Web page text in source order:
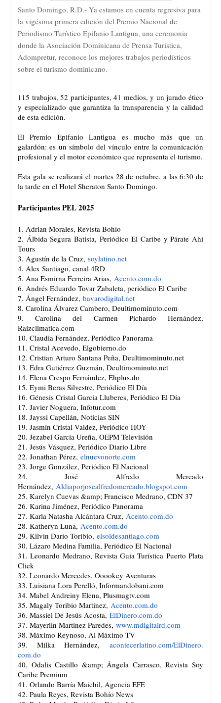
Santo Domingo, R.D.- Ya estamos en cuenta regresiva para
la vigésima primera edición del Premio Nacional de
Periodismo Turístico Epifanio Lantigua, una ceremonia
donde la Asociación Dominicana de Prensa Turística,
Adompretur, reconoce los mejores trabajos periodísticos
sobre el turismo dominicano.
115 trabajos, 52 participantes, 41 medios, y un jurado ético
y especializado que garantiza la transparencia y la calidad
de esta edición.
El Premio Epifanio Lantigua es mucho más que un
galardón: es un símbolo del vínculo entre la comunicación
profesional y el motor económico que representa el turismo.
Esta gala se realizará el martes 28 de octubre, a las 6:30 de
la tarde en el Hotel Sheraton Santo Domingo.
Participantes PEL 2025
1. Adrian Morales, Revista Bohío
2. Álbida Segura Batista, Periódico El Caribe y Párate Ahí
Tours
3. Agustín de la Cruz, soylatino.net
4. Alex Santiago, canal 4RD
5. Ana Esmirna Ferreira Arias, Acento.com.do
6. Andrés Eduardo Tovar Zabaleta, periódico El Caribe
7. Ángel Fernández, bavarodigital.net
8. Carolina Álvarez Cambero, Deultimominuto.com
9. Carolina del Carmen Pichardo Hernández,
Raizclimatica.com
10. Claudia Fernández, Periódico Panorama
11. Cristal Acevedo, Elgobierno.do
12. Cristian Arturo Santana Peña, Deultimominuto.net
13. Edra Gutiérrez Guzmán, Deultimominuto.net
14. Elena Crespo Fernández, Ehplus.do
15. Eymi Beras Silvestre, Periódico El Día
16. Génesis Cristal García Lluberes, Periódico El Día
17. Javier Noguera, Infotur.com
18. Jayssi Capellán, Noticias SIN
19. Jasmín Cristal Valdez, Periódico HOY
20. Jezabel García Ureña, OEPM Televisión
21. Jesús Vásquez, Periódico Diario Libre
22. Jonathan Pérez, elnuevonorte.com
23. Jorge González, Periódico El Nacional
24. José Alfredo Mercado
Hernández, Aldiaporjosealfredomercado.blogspot.com
25. Karelyn Cuevas &amp; Francisco Medrano, CDN 37
26. Karina Jiménez, Periódico Panorama
27. Karla Natasha Alcántara Cruz, Acento.com.do
28. Katheryn Luna, Acento.com.do
29. Kilvin Darío Toribio, elsoldesantiago.com
30. Lázaro Medina Familia, Periódico El Nacional
31. Leonardo Medrano, Revista Guía Turística Puerto Plata
Click
32. Leonardo Mercedes, Ooookey Aventuras
33. Luisiana Lora Perelló, Informandobani.com
34. Mabel Andreiny Elena, Plusmagtv.com
35. Magaly Toribio Martínez, Acento.com.do
36. Massiel De Jesús Acosta, ElDinero.com.do
37. Mayerlin Martínez Paredes, www.mdigitalrd.com
38. Máximo Reynoso, Al Máximo TV
39. Milka Hernández, acontecerlatino.com/ElDinero.
com.do
40. Odalis Castillo &amp; Ángela Carrasco, Revista Soy
Caribe Premium
41. Orlando Barría Maichil, Agencia EFE
42. Paula Reyes, Revista Bohío News